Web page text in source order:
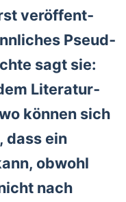
ver­öf­fent­
Pseud­
sagt sie:
Lite­ra­tur­
kön­nen sich
dass ein
obwohl
nach